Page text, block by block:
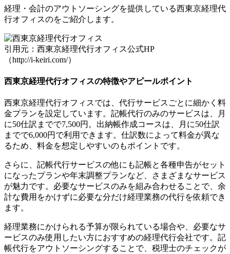
経理・会計のアウトソーシングを提供している西東京経理代
行オフィスのをご紹介します。
引用元：西東京経理代行オフィス公式HP
（http://i-keiri.com/）
西東京経理代行オフィスの特徴やアピールポイント
西東京経理代行オフィスでは、代行サービスごとに細かく料
金プランを設定しています。記帳代行のみのサービスは、月
に50仕訳までで7,500円。出納帳作成コースは、月に50仕訳
までで6,000円で利用できます。仕訳数によって料金が異な
るため、料金を想定しやすいのもポイントです。
さらに、記帳代行サービスの他にも記帳と各種申告がセット
になったプランや年末調整プランなど、さまざまなサービス
が魅力です。必要なサービスのみを組み合わせることで、余
計な費用をかけずに必要な分だけ経理業務の代行を依頼でき
ます。
経理業務にかけられる予算が限られている場合や、必要なサ
ービスのみ使用したい方におすすめの経理代行会社です。記
帳代行をアウトソーシングすることで、税理士のチェックが